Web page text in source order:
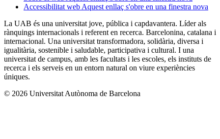
Accessibilitat web Aquest enllaç s'obre en una finestra nova
La UAB és una universitat jove, pública i capdavantera. Líder als
rànquings internacionals i referent en recerca. Barcelonina, catalana i
internacional. Una universitat transformadora, solidària, diversa i
igualitària, sostenible i saludable, participativa i cultural. I una
universitat de campus, amb les facultats i les escoles, els instituts de
recerca i els serveis en un entorn natural on viure experiències
úniques.
© 2026 Universitat Autònoma de Barcelona